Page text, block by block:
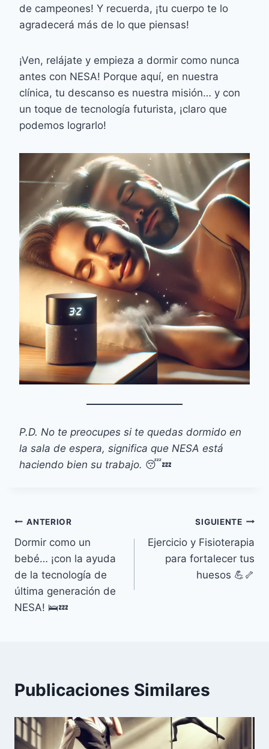
de campeones! Y recuerda, ¡tu cuerpo te lo
agradecerá más de lo que piensas!
¡Ven, relájate y empieza a dormir como nunca
antes con NESA! Porque aquí, en nuestra
clínica, tu descanso es nuestra misión… y con
un toque de tecnología futurista, ¡claro que
podemos lograrlo!
P.D. No te preocupes si te quedas dormido en
la sala de espera, significa que NESA está
haciendo bien su trabajo. 😴💤
Navegación
de
entradas
ANTERIOR
Dormir como un
bebé… ¡con la ayuda
de la tecnología de
última generación de
NESA! 🛌💤
SIGUIENTE
Ejercicio y Fisioterapia
para fortalecer tus
huesos 💪🦴
Publicaciones Similares